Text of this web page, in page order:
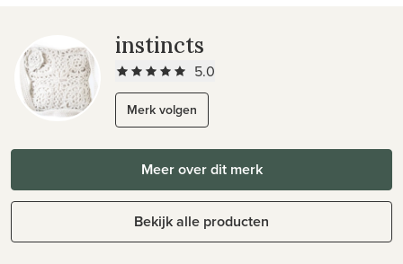
instincts
5.0
Merk volgen
Meer over dit merk
Bekijk alle producten